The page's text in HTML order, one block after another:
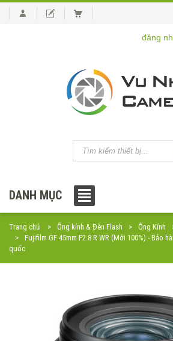
đăng
DANH MỤC
Trang chủ Ống kính & Đèn Flash Ống Kính
Fujifilm GF 45mm F2.8 R WR (Mới 100%) - Bảo
quốc